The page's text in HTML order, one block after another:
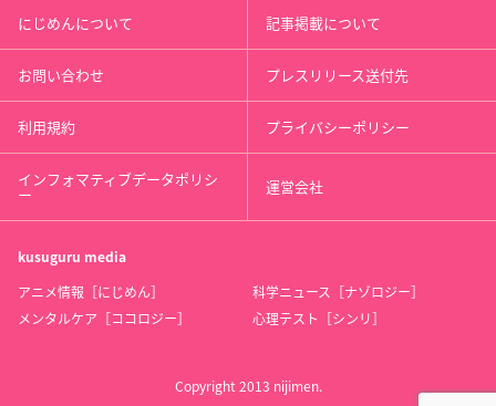
にじめんについて 記事掲載について
お問い合わせ プレスリリース送付先
利用規約 プライバシーポリシー
インフォマティブデータポリシ
ー 運営会社
kusuguru media
アニメ情報［にじめん］
科学ニュース［ナゾロジー］
メンタルケア［ココロジー］
心理テスト［シンリ］
Copyright 2013 nijimen.